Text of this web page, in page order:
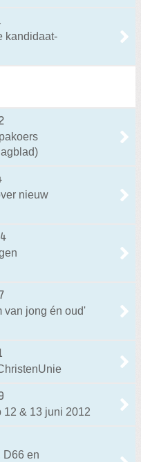
kandidaat-
nieuw
van jong én oud'
12 & 13 juni 2012
D66 en